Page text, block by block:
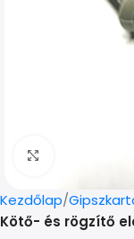
Kezdőlap
Kötő- és rögzítő